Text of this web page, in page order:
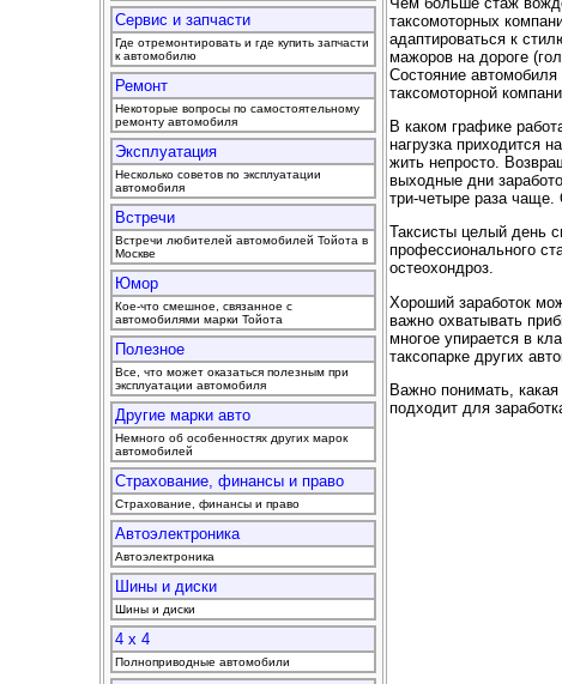
таксомоторных
адаптироваться к
мажоров на дороге
Состояние
таксомоторной
В каком графике
нагрузка приходится
жить непросто.
выходные дни
три-четыре раза чаще.
Таксисты целый день
профессионального
остеохондроз.
Хороший заработок
важно охватывать
многое упирается в
таксопарке других
Важно понимать,
подходит для
Сервис и запчасти
Где отремонтировать и где купить запчасти
к автомобилю
Ремонт
Некоторые вопросы по самостоятельному
ремонту автомобиля
Эксплуатация
Несколько советов по эксплуатации
автомобиля
Встречи
Встречи любителей автомобилей Тойота в
Москве
Юмор
Кое-что смешное, связанное с
автомобилями марки Тойота
Полезное
Все, что может оказаться полезным при
эксплуатации автомобиля
Другие марки авто
Немного об особенностях других марок
автомобилей
Страхование, финансы и право
Страхование, финансы и право
Автоэлектроника
Автоэлектроника
Шины и диски
Шины и диски
4 x 4
Полноприводные автомобили